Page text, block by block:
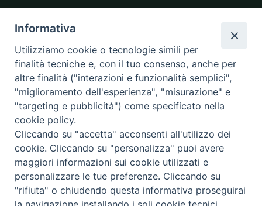
SEDE
piazza Giano Parrasio, 16
87100 Cosenza
CONTATTI
e@mail:info@diocesicosenza.it
tel: +39 0984 687712
Amministrazione
Informativa
Utilizziamo cookie o tecnologie simili per
finalità tecniche e, con il tuo consenso, anche per
altre finalità ("interazioni e funzionalità semplici",
"miglioramento dell'esperienza", "misurazione" e
"targeting e pubblicità") come specificato nella
cookie policy.
Cliccando su "accetta" acconsenti all'utilizzo dei
cookie. Cliccando su "personalizza" puoi avere
maggiori informazioni sui cookie utilizzati e
personalizzare le tue preferenze. Cliccando su
"rifiuta" o chiudendo questa informativa proseguirai